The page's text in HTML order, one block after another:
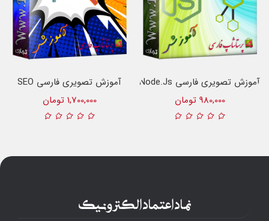
آموزش تصویری فارسی SEO
1,700,000 تومان
آموزش تصویری فارسی Node.js
980,000 تومان
نماد اعتماد الکترونیک